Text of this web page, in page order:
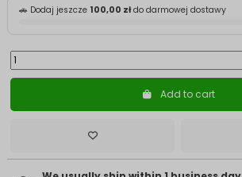
🚗 Dodaj jeszcze 100,00 złdo darmowej dostawy
Add to cart